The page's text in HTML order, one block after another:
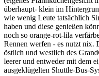
überhaupt- klein im
wie wenig Leute tatsächlich
haben und diese genießen
noch so orange-rot-lila
Rennen werfen - es nutzt nix.
östlich und westlich des
leerer und entweder mit dem
ausgeklügelten Shuttle-Bus-